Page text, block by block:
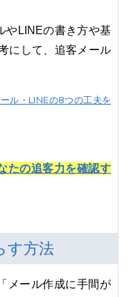
やLINEの書き方や基
にして、追客メール
ル・LINEの8つの工夫を
たの追客力を確認す
す方法
メール作成に手間が